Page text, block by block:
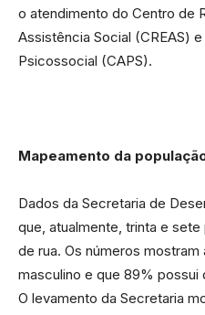
o atendimento do Centro de
Assistência Social (CREAS)
Psicossocial (CAPS).
Mapeamento da
Dados da Secretaria de
que, atualmente, trinta e
de rua. Os números
masculino e que 89%
O levamento da Secretaria